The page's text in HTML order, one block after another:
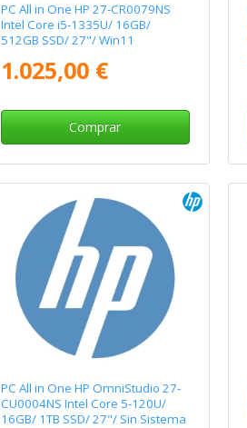
PC All in One HP 27-CR0079NS
Intel Core i5-1335U/ 16GB/
512GB SSD/ 27"/ Win11
1.025,00 €
Comprar
PC All in One HP OmniStudio 27-
CU0004NS Intel Core 5-120U/
16GB/ 1TB SSD/ 27"/ Sin Sistema